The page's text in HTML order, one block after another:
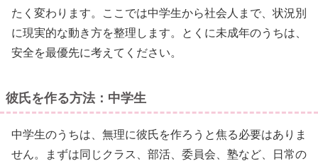
たく変わります。ここでは中学生から社会人まで、状況別
に現実的な動き方を整理します。とくに未成年のうちは、
安全を最優先に考えてください。
彼氏を作る方法：中学生
中学生のうちは、無理に彼氏を作ろうと焦る必要はありま
せん。まずは同じクラス、部活、委員会、塾など、日常の